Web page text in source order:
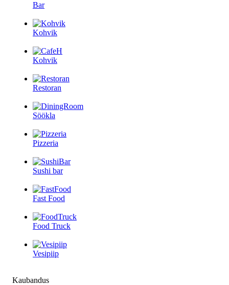
Bar
Kohvik
Kohvik
Restoran
Söökla
Pizzeria
Sushi bar
Fast Food
Food Truck
Vesipiip
Kaubandus